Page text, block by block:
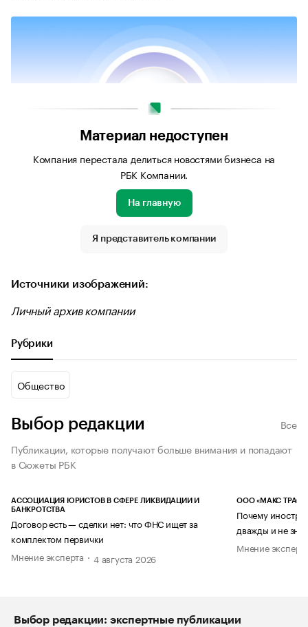
Источник изображения: Личный архив компании
Материал недоступен
Компания перестала делиться новостями бизнеса на
РБК Компании.
На главную
Я представитель компании
Источники изображений:
Личный архив компании
Рубрики
Общество
Выбор редакции
Все
Публикации, которые получают больше внимания и попадают
в Сюжеты РБК
АССОЦИАЦИЯ ЮРИСТОВ В СФЕРЕ ЛИКВИДАЦИИ И
БАНКРОТСТВА
Договор есть — сделки нет: что ФНС ищет за
комплектом первички
Мнение эксперта
4 августа 2026
ООО «МАКС ТРАСТ»
Почему
дважды и не
Мнение
Выбор редакции: экспертные публикации